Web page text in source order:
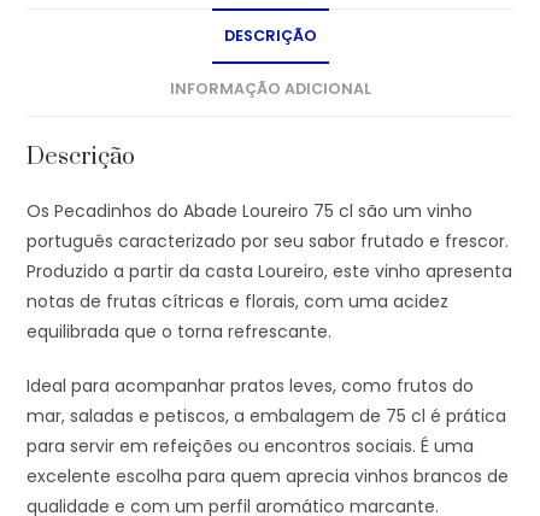
DESCRIÇÃO
INFORMAÇÃO ADICIONAL
Descrição
Os Pecadinhos do Abade Loureiro 75 cl são um vinho
português caracterizado por seu sabor frutado e frescor.
Produzido a partir da casta Loureiro, este vinho apresenta
notas de frutas cítricas e florais, com uma acidez
equilibrada que o torna refrescante.
Ideal para acompanhar pratos leves, como frutos do
mar, saladas e petiscos, a embalagem de 75 cl é prática
para servir em refeições ou encontros sociais. É uma
excelente escolha para quem aprecia vinhos brancos de
qualidade e com um perfil aromático marcante.